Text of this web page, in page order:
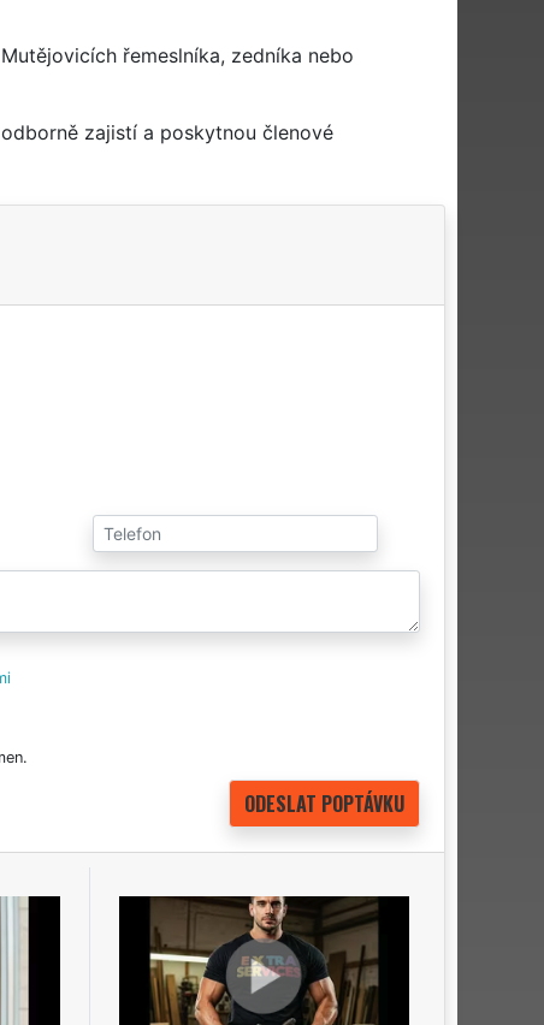
řemeslníka, zedníka nebo
zajistí a poskytnou členové